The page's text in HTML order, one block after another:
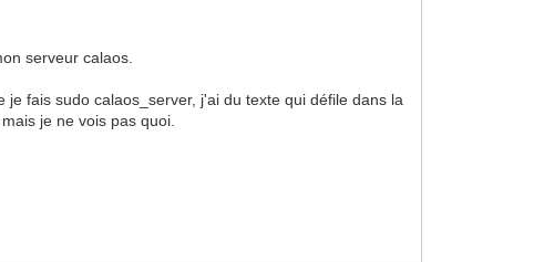
serveur calaos.
fais sudo calaos_server, j'ai du texte qui défile dans la
je ne vois pas quoi.